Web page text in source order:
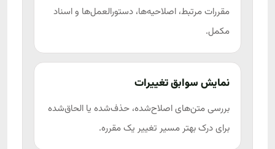
مقررات مرتبط، اصلاحیه‌ها، دستورالعمل‌ها و اسناد
مکمل.
نمایش سوابق تغییرات
بررسی متن‌های اصلاح‌شده، حذف‌شده یا الحاق‌شده
برای درک بهتر مسیر تغییر یک مقرره.